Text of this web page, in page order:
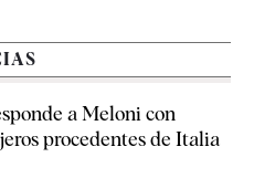
a Meloni con
procedentes de Italia